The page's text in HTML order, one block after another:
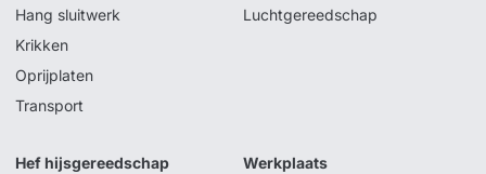
Hang sluitwerk
Krikken
Oprijplaten
Transport
Luchtgereedschap
Hef hijsgereedschap Werkplaats